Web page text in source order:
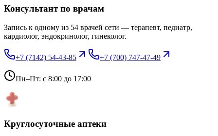
Консультант по врачам
Запись к одному из 54 врачей сети — терапевт, педиатр,
кардиолог, эндокринолог, гинеколог.
+7 (7142) 54-43-85 +7 (700) 747-47-49
Пн–Пт: с 8:00 до 17:00
Круглосуточные аптеки